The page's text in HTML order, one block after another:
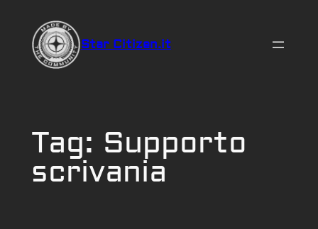
contenuto
Star Citizen.it
Tag: Supporto
scrivania